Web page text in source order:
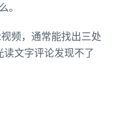
。
频，通常能找出三处
文字评论发现不了